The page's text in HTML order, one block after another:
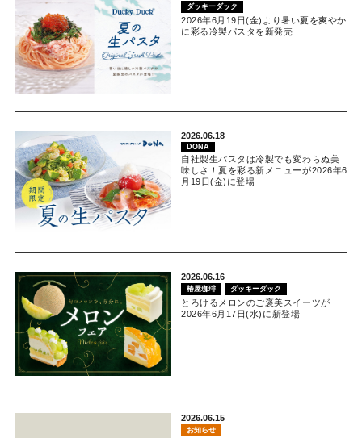
ダッキーダック
2026年6月19日(金)より暑い夏を爽やか
に彩る冷製パスタを新発売
2026.06.18
DONA
自社製生パスタは冷製でも変わらぬ美
味しさ！夏を彩る新メニューが2026年6
月19日(金)に登場
2026.06.16
椿屋珈琲 ダッキーダック
とろけるメロンのご褒美スイーツが
2026年6月17日(水)に新登場
2026.06.15
お知らせ